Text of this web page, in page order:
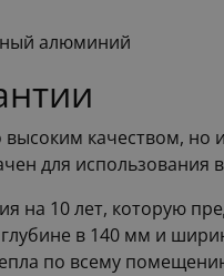
алюминий
высоким качеством,
для использования
10 лет, которую
в 140 мм и
по всему